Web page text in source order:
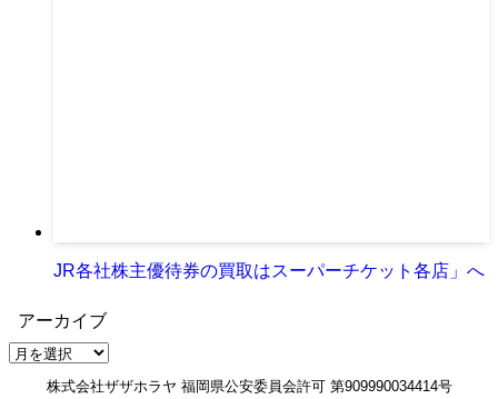
JR各社株主優待券の買取はスーパーチケット各店」へ
アーカイブ
ア
株式会社ザザホラヤ 福岡県公安委員会許可 第909990034414号